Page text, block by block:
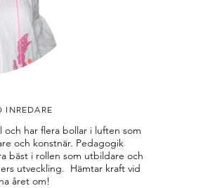
INREDARE
och har flera bollar i luften som
och konstnär. Pedagogik
bäst i rollen som utbildare och
utveckling. Hämtar kraft vid
året om!